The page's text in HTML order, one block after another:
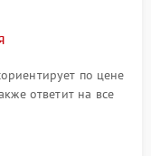
по цене
ответит на все